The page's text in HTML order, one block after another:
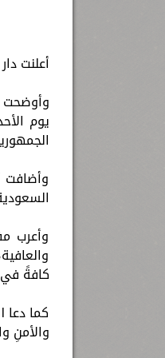
أعلنت
وأضافت
وأعرب
كافةً
كما دعا
والأمنِ
النووية»... من الحلم